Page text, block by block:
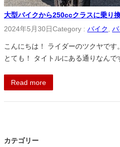
大型バイクから250ccクラスに乗り
2024年5月30日Category : バイク
こんにちは！ ライダーのツクヤです
とても！ タイトルにある通りなんで
Read more
カテゴリー